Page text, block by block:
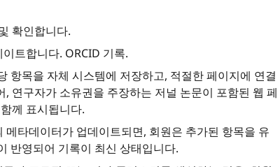
확인합니다.
트합니다. ORCID 기록.
항목을 자체 시스템에 저장하고, 적절한 페이지에 연결
, 연구자가 소유권을 주장하는 저널 논문이 포함된 웹 페
께 표시됩니다.
메타데이터가 업데이트되면, 회원은 추가된 항목을 유
반영되어 기록이 최신 상태입니다.